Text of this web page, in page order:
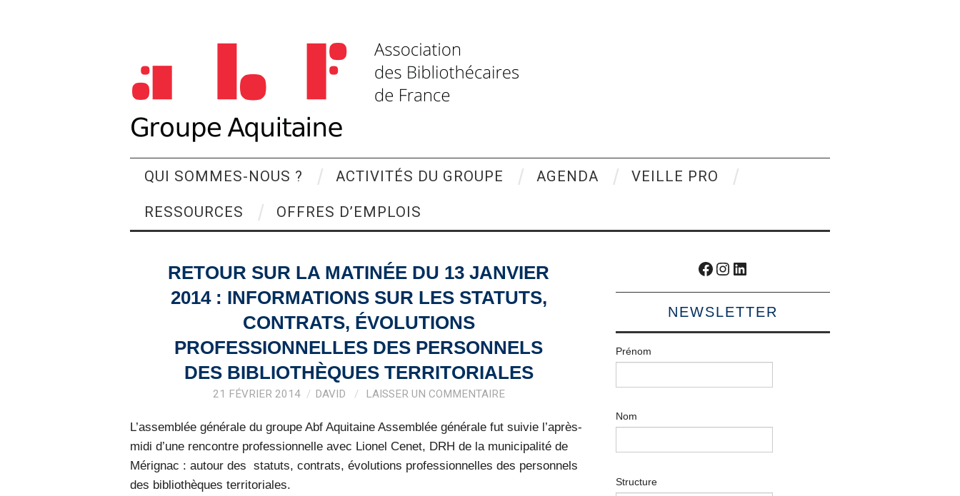
QUI SOMMES-NOUS ? ACTIVITÉS DU GROUPE AGENDA VEILLE PRO
RESSOURCES OFFRES D’EMPLOIS
RETOUR SUR LA MATINÉE DU 13 JANVIER
2014 : INFORMATIONS SUR LES STATUTS,
CONTRATS, ÉVOLUTIONS
PROFESSIONNELLES DES PERSONNELS
DES BIBLIOTHÈQUES TERRITORIALES
21 FÉVRIER 2014 DAVID LAISSER UN COMMENTAIRE
L’assemblée générale du groupe Abf Aquitaine Assemblée générale fut suivie l’après-
midi d’une rencontre professionnelle avec Lionel Cenet, DRH de la municipalité de
Mérignac : autour des statuts, contrats, évolutions professionnelles des personnels
des bibliothèques territoriales.
Facebook
Instagram
LinkedIn
NEWSLETTER
Prénom
Nom
Structure